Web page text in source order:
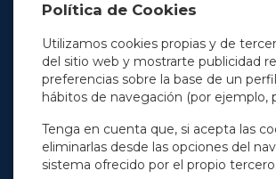
En Madrid
info@soleryllach.com
En Barcelona
Beethoven 13
+34 93 201 87 33
info@soleryllach.com
Política de Cookies
Utilizamos cookies propias y de
del sitio web y mostrarte publicidad
preferencias sobre la base de un
hábitos de navegación (por ejemplo,
Tenga en cuenta que, si acepta las
eliminarlas desde las opciones del
sistema ofrecido por el propio tercero.